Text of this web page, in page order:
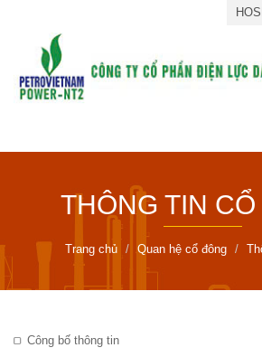
THÔNG TIN
Trang chủ Quan hệ cổ đông
Công bố thông tin